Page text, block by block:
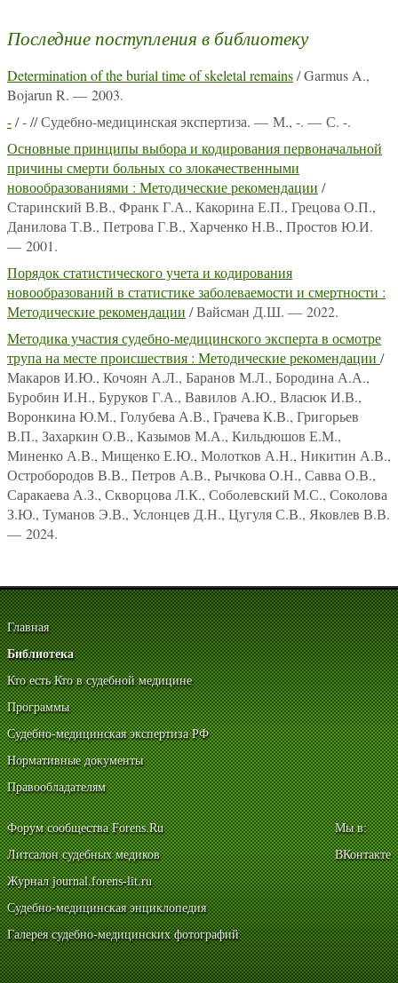
Последние поступления в библиотеку
Determination of the burial time of skeletal remains/ Garmus A.,
Bojarun R. — 2003.
-/ - // Судебно-медицинская экспертиза. — М., -. — С. -.
Основные принципы выбора и кодирования первоначальной
причины смерти больных со злокачественными
новообразованиями : Методические рекомендации /
Старинский В.В., Франк Г.А., Какорина Е.П., Грецова О.П.,
Данилова Т.В., Петрова Г.В., Харченко Н.В., Простов Ю.И.
— 2001.
Порядок статистического учета и кодирования
новообразований в статистике заболеваемости и смертности :
Методические рекомендации / Вайсман Д.Ш. — 2022.
Методика участия судебно-медицинского эксперта в осмотре
трупа на месте происшествия : Методические рекомендации /
Макаров И.Ю., Кочоян А.Л., Баранов М.Л., Бородина А.А.,
Буробин И.Н., Буруков Г.А., Вавилов А.Ю., Власюк И.В.,
Воронкина Ю.М., Голубева А.В., Грачева К.В., Григорьев
В.П., Захаркин О.В., Казымов М.А., Кильдюшов Е.М.,
Миненко А.В., Мищенко Е.Ю., Молотков А.Н., Никитин А.В.,
Остробородов В.В., Петров А.В., Рычкова О.Н., Савва О.В.,
Саракаева А.З., Скворцова Л.К., Соболевский М.С., Соколова
З.Ю., Туманов Э.В., Услонцев Д.Н., Цугуля С.В., Яковлев В.В.
— 2024.
Главная
Библиотека
Кто есть Кто в судебной медицине
Программы
Судебно-медицинская экспертиза РФ
Нормативные документы
Правообладателям
Форум сообщества Forens.Ru
Литсалон судебных медиков
Журнал journal.forens-lit.ru
Судебно-медицинская энциклопедия
Галерея судебно-медицинских фотографий
Мы в:
ВКонтакте